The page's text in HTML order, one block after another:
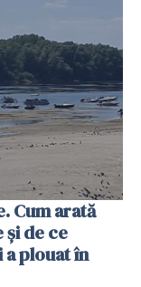
Cum arată
și de ce
plouat în